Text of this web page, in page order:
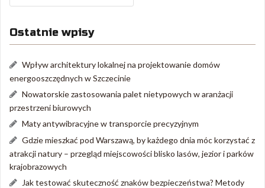
Ostatnie wpisy
Wpływ architektury lokalnej na projektowanie domów
energooszczędnych w Szczecinie
Nowatorskie zastosowania palet nietypowych w aranżacji
przestrzeni biurowych
Maty antywibracyjne w transporcie precyzyjnym
Gdzie mieszkać pod Warszawą, by każdego dnia móc korzystać z
atrakcji natury – przegląd miejscowości blisko lasów, jezior i parków
krajobrazowych
Jak testować skuteczność znaków bezpieczeństwa? Metody